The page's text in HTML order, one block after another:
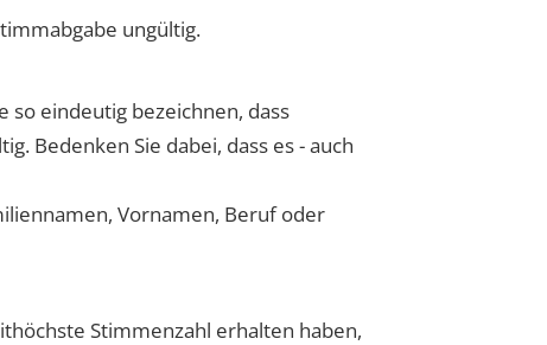
ungültig.
so eindeutig bezeichnen, dass
Bedenken Sie dabei, dass es - auch
Vornamen, Beruf oder
Stimmenzahl erhalten haben,